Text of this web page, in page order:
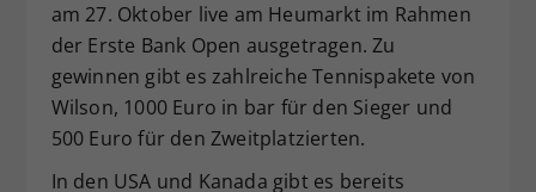
am 27. Oktober live am Heumarkt im Rahmen
der Erste Bank Open ausgetragen. Zu
gewinnen gibt es zahlreiche Tennispakete von
Wilson, 1000 Euro in bar für den Sieger und
500 Euro für den Zweitplatzierten.
In den USA und Kanada gibt es bereits